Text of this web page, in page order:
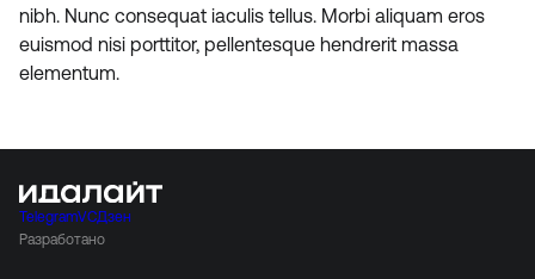
nibh. Nunc consequat iaculis tellus. Morbi aliquam eros
euismod nisi porttitor, pellentesque hendrerit massa
elementum.
TelegramVCДзен
Разработано